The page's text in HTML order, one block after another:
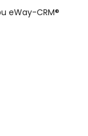
eWay-CRM®